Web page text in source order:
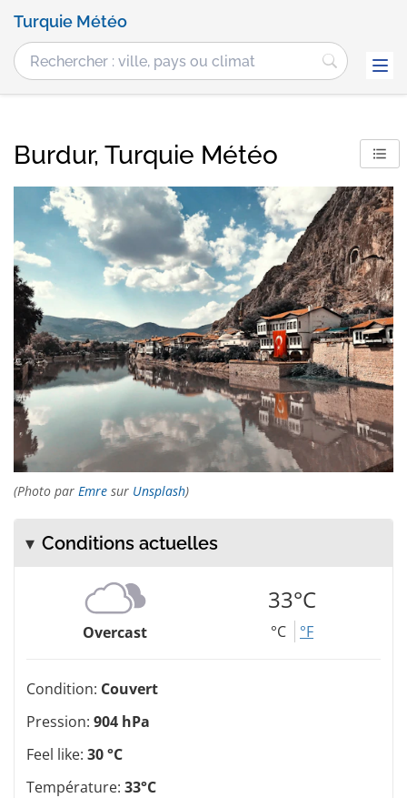
Turquie Météo
Burdur, Turquie Météo
(Photo par Emre sur Unsplash)
Conditions actuelles
Overcast
33°C
°C °F
Condition: Couvert
Pression: 904 hPa
Feel like: 30 °C
Température: 33°C